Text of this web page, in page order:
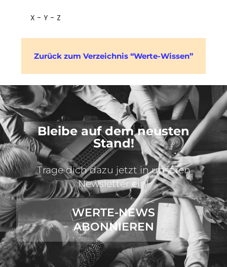
X - Y - Z
Zurück zum Verzeichnis “Werte-Wissen”
Bleibe auf dem neusten
Stand!
Trage dich dazu jetzt in unseren
Newsletter ein!
WERTE-NEWS
ABONNIEREN